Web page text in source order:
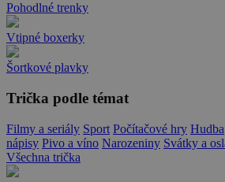
Pohodlné trenky
Vtipné boxerky
Šortkové plavky
Trička podle témat
Filmy a seriály Sport Počítačové hry Hudba
nápisy Pivo a víno Narozeniny Svátky a
Všechna trička